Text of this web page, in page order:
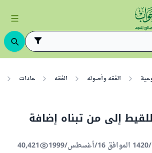
الفقه وأصوله الفقه عادات
إلى من تبناه إضافة
40,421